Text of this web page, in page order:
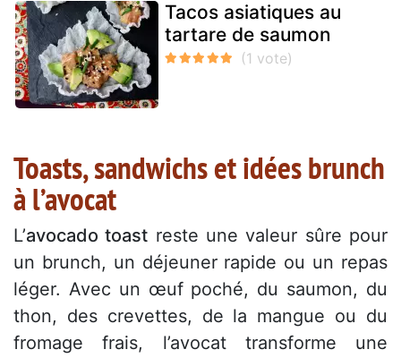
Tacos asiatiques au
tartare de saumon
Toasts, sandwichs et idées brunch
à l’avocat
L’avocado toast reste une valeur sûre pour
un brunch, un déjeuner rapide ou un repas
léger. Avec un œuf poché, du saumon, du
thon, des crevettes, de la mangue ou du
fromage frais, l’avocat transforme une